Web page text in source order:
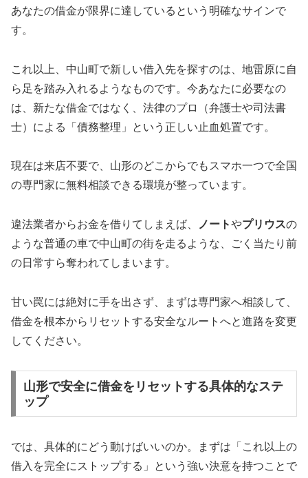
あなたの借金が限界に達しているという明確なサインで
す。
これ以上、中山町で新しい借入先を探すのは、地雷原に自
ら足を踏み入れるようなものです。今あなたに必要なの
は、新たな借金ではなく、法律のプロ（弁護士や司法書
士）による「債務整理」という正しい止血処置です。
現在は来店不要で、山形のどこからでもスマホ一つで全国
の専門家に無料相談できる環境が整っています。
違法業者からお金を借りてしまえば、 ノートやプリウスの
ような普通の車で中山町の街を走るような、ごく当たり前
の日常すら奪われてしまいます。
甘い罠には絶対に手を出さず、まずは専門家へ相談して、
借金を根本からリセットする安全なルートへと進路を変更
してください。
山形で安全に借金をリセットする具体的なステ
ップ
では、具体的にどう動けばいいのか。まずは「これ以上の
借入を完全にストップする」という強い決意を持つことで